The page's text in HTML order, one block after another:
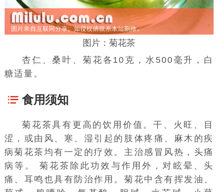
图片：菊花茶
杏仁、桑叶 、菊花各10克，水500毫升，白
糖适量。
食用须知
菊花茶具有更高的饮用价值。干、火旺、目
涩，或由风、寒、湿引起的肢体疼痛、麻木的疾
病菊花茶均有一定的疗效。主治感冒风热，头痛
病等。 菊花茶除此功效与作用外，对眩晕、头
痛、耳鸣也具有防治作用。菊花中含有挥发油、